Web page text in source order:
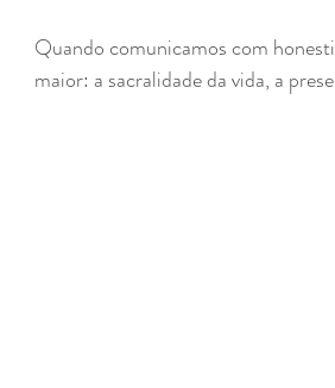
Quando comunicamos com
maior: a sacralidade da vida, a